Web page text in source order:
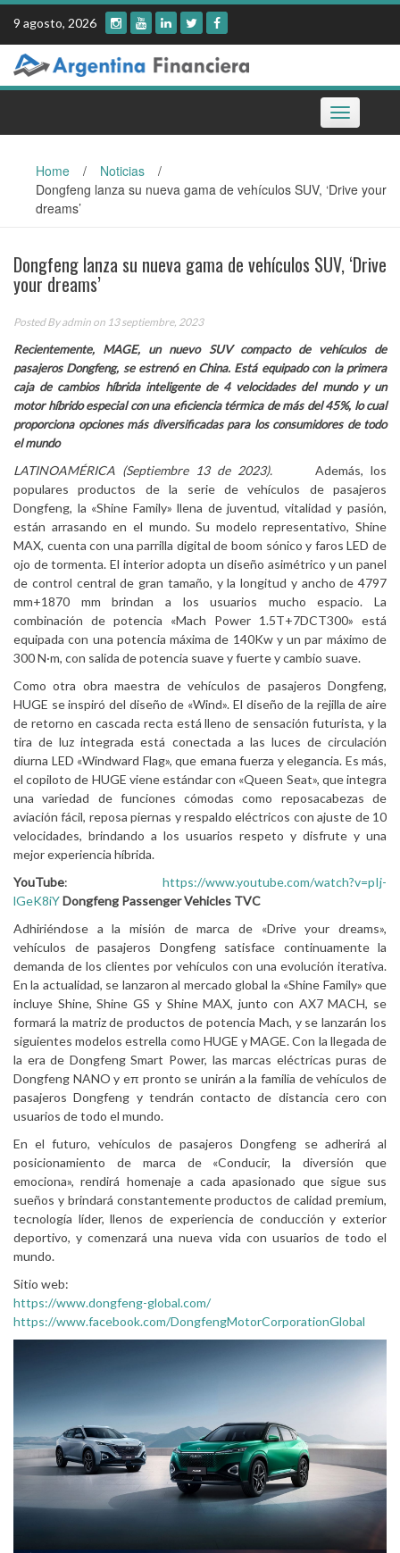
Skip
content
9 agosto, 2026
Toggle
navigation
Home / Noticias
/
Dongfeng lanza su nueva gama de vehículos SUV, ‘Drive your
dreams’
Dongfeng lanza su nueva gama de vehículos SUV, ‘Drive
your dreams’
Posted Byadmin on 13 septiembre, 2023
Recientemente, MAGE, un nuevo SUV compacto de vehículos de
pasajeros Dongfeng, se estrenó en China. Está equipado con la primera
caja de cambios híbrida inteligente de 4 velocidades del mundo y un
motor híbrido especial con una eficiencia térmica de más del 45%, lo cual
proporciona opciones más diversificadas para los consumidores de todo
el mundo
LATINOAMÉRICA (Septiembre 13 de 2023). Además, los
populares productos de la serie de vehículos de pasajeros
Dongfeng, la «Shine Family» llena de juventud, vitalidad y pasión,
están arrasando en el mundo. Su modelo representativo, Shine
MAX, cuenta con una parrilla digital de boom sónico y faros LED de
ojo de tormenta. El interior adopta un diseño asimétrico y un panel
de control central de gran tamaño, y la longitud y ancho de 4797
mm+1870 mm brindan a los usuarios mucho espacio. La
combinación de potencia «Mach Power 1.5T+7DCT300» está
equipada con una potencia máxima de 140Kw y un par máximo de
300 N·m, con salida de potencia suave y fuerte y cambio suave.
Como otra obra maestra de vehículos de pasajeros Dongfeng,
HUGE se inspiró del diseño de «Wind». El diseño de la rejilla de aire
de retorno en cascada recta está lleno de sensación futurista, y la
tira de luz integrada está conectada a las luces de circulación
diurna LED «Windward Flag», que emana fuerza y elegancia. Es más,
el copiloto de HUGE viene estándar con «Queen Seat», que integra
una variedad de funciones cómodas como reposacabezas de
aviación fácil, reposa piernas y respaldo eléctricos con ajuste de 10
velocidades, brindando a los usuarios respeto y disfrute y una
mejor experiencia híbrida.
YouTube: https://www.youtube.com/watch?v=pIj-
lGeK8iYDongfeng Passenger Vehicles TVC
Adhiriéndose a la misión de marca de «Drive your dreams»,
vehículos de pasajeros Dongfeng satisface continuamente la
demanda de los clientes por vehículos con una evolución iterativa.
En la actualidad, se lanzaron al mercado global la «Shine Family» que
incluye Shine, Shine GS y Shine MAX, junto con AX7 MACH, se
formará la matriz de productos de potencia Mach, y se lanzarán los
siguientes modelos estrella como HUGE y MAGE. Con la llegada de
la era de Dongfeng Smart Power, las marcas eléctricas puras de
Dongfeng NANO y eπ pronto se unirán a la familia de vehículos de
pasajeros Dongfeng y tendrán contacto de distancia cero con
usuarios de todo el mundo.
En el futuro, vehículos de pasajeros Dongfeng se adherirá al
posicionamiento de marca de «Conducir, la diversión que
emociona», rendirá homenaje a cada apasionado que sigue sus
sueños y brindará constantemente productos de calidad premium,
tecnología líder, llenos de experiencia de conducción y exterior
deportivo, y comenzará una nueva vida con usuarios de todo el
mundo.
Sitio web:
https://www.dongfeng-global.com/
https://www.facebook.com/DongfengMotorCorporationGlobal